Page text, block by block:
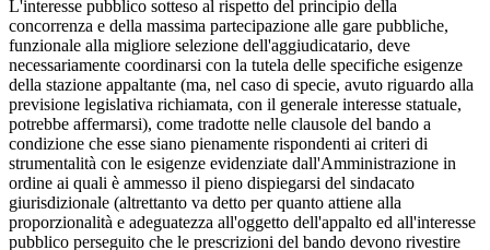
L'interesse pubblico sotteso al rispetto del principio della
concorrenza e della massima partecipazione alle gare pubbliche,
funzionale alla migliore selezione dell'aggiudicatario, deve
necessariamente coordinarsi con la tutela delle specifiche esigenze
della stazione appaltante (ma, nel caso di specie, avuto riguardo alla
previsione legislativa richiamata, con il generale interesse statuale,
potrebbe affermarsi), come tradotte nelle clausole del bando a
condizione che esse siano pienamente rispondenti ai criteri di
strumentalità con le esigenze evidenziate dall'Amministrazione in
ordine ai quali è ammesso il pieno dispiegarsi del sindacato
giurisdizionale (altrettanto va detto per quanto attiene alla
proporzionalità e adeguatezza all'oggetto dell'appalto ed all'interesse
pubblico perseguito che le prescrizioni del bando devono rivestire